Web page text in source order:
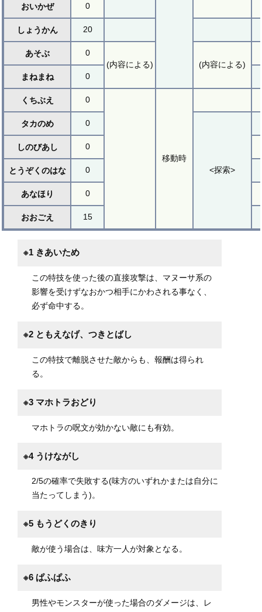
おいかぜ
0
しょうかん 20
あそぶ
0
(内容による)
(内容による)
まねまね
0
くちぶえ 0
移動時
タカのめ 0
<探索>
しのびあし 0
とうぞくのはな 0
あなほり 0
おおごえ 15
※1 きあいため
この特技を使った後の直接攻撃は、マヌーサ系の
影響を受けずなおかつ相手にかわされる事なく、
必ず命中する。
※2 ともえなげ、つきとばし
この特技で離脱させた敵からも、報酬は得られ
る。
※3 マホトラおどり
マホトラの呪文が効かない敵にも有効。
※4 うけながし
2/5の確率で失敗する(味方のいずれかまたは自分に
当たってしまう)。
※5 もうどくのきり
敵が使う場合は、味方一人が対象となる。
※6 ぱふぱふ
男性やモンスターが使った場合のダメージは、レ